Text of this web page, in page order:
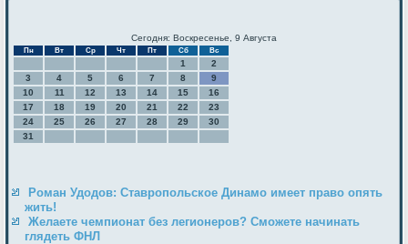
Сегодня: Воскресенье, 9 Августа
Пн Вт Ср Чт Пт Сб Вс
1
2
3
4 5 6 7 8
9
10
11 12 13 14 15
16
17
18 19 20 21 22
23
24
25 26 27 28 29
30
31
Роман Удодов: Ставропольское Динамо имеет право опять
жить!
Желаете чемпионат без легионеров? Сможете начинать
глядеть ФНЛ